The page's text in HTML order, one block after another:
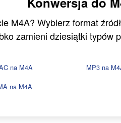
M4A? Wybierz format
zamieni dziesiątki typów
na M4A MP3 na
na M4A